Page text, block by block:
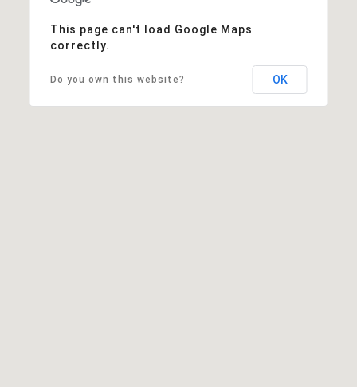
This page can't load Google Maps
correctly.
Do you own this website? OK